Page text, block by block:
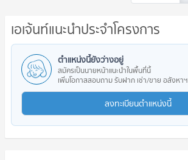
เอเจ้นท์แนะนำประจำโครงการ
ตำแหน่งนี้ยังว่างอยู่
สมัครเป็นนายหน้าแนะนำในพื้นที่นี้
เพิ่มโอกาสสอบถาม รับฝาก เช่า/ขาย อสังหาฯ
ลงทะเบียนตำแหน่งนี้